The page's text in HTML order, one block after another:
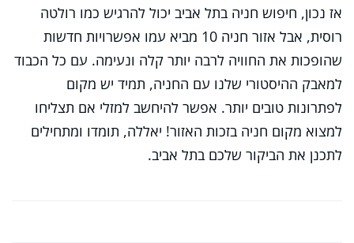
אז נכון, חיפוש חניה בתל אביב יכול להרגיש כמו רולטה
רוסית, אבל אזור חניה 10 מביא עמו אפשרויות חדשות
שהופכות את החוויה לרבה יותר קלה ונעימה. עם כל הכבוד
למאבק ההיסטורי שלנו עם החניה, תמיד יש מקום
לפתרונות טובים יותר. אפשר להיחשב למזלי אם תצליחו
למצוא מקום חניה בזכות האזור! יאללה, תומדו ומתחילים
לתכנן את הביקור שלכם בתל אביב.